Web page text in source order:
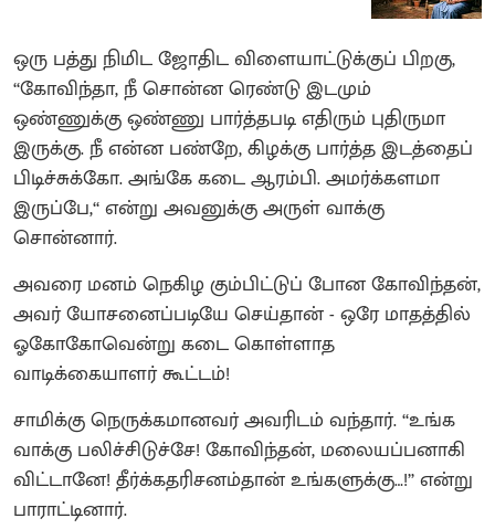
ஒரு பத்து நிமிட ஜோதிட விளையாட்டுக்குப் பிறகு,
‘‘கோவிந்தா, நீ சொன்ன ரெண்டு இடமும்
ஒண்ணுக்கு ஒண்ணு பார்த்தபடி எதிரும் புதிருமா
இருக்கு. நீ என்ன பண்றே, கிழக்கு பார்த்த இடத்தைப்
பிடிச்சுக்கோ. அங்கே கடை ஆரம்பி. அமர்க்களமா
இருப்பே,‘‘ என்று அவனுக்கு அருள் வாக்கு
சொன்னார்.
அவரை மனம் நெகிழ கும்பிட்டுப் போன கோவிந்தன்,
அவர் யோசனைப்படியே செய்தான் - ஒரே மாதத்தில்
ஓகோகோவென்று கடை கொள்ளாத
வாடிக்கையாளர் கூட்டம்!
சாமிக்கு நெருக்கமானவர் அவரிடம் வந்தார். ‘‘உங்க
வாக்கு பலிச்சிடுச்சே! கோவிந்தன், மலையப்பனாகி
விட்டானே! தீர்க்கதரிசனம்தான் உங்களுக்கு…!’’ என்று
பாராட்டினார்.